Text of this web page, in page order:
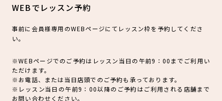
WEBでレッスン予約
事前に会員様専用のWEBページにてレッスン枠を予約してくださ
い。
※WEBページでのご予約はレッスン当日の午前9：00までご利用い
ただけます。
※お電話、または当日店頭でのご予約も承っております。
※レッスン当日の午前9：00以降のご予約はご利用される店舗まで
お問い合わせください。